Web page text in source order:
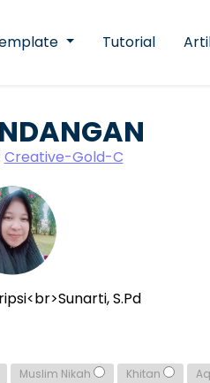
Tutorial
Creative-Gold-C
S.Pd
Muslim Nikah Khitan